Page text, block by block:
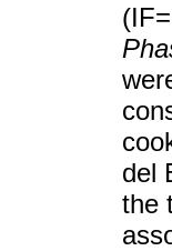
del
the